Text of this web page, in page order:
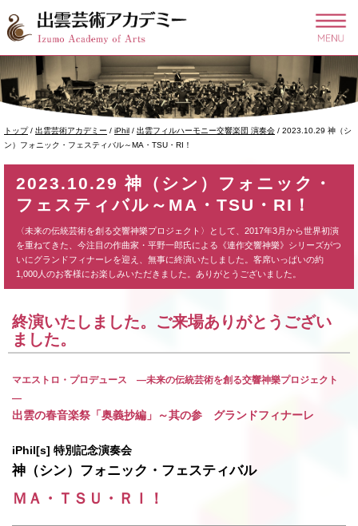
このページの本文へ
現
在
置：
トップ/ 出雲芸術アカデミー / iPhil / 出雲フィルハーモニー交響楽団 演奏会 / 2023.10.29 神（シ
ン）フォニック・フェスティバル～MA・TSU・RI！
2023.10.29 神（シン）フォニック・
フェスティバル～MA・TSU・RI！
〈未来の伝統芸術を創る交響神樂プロジェクト〉として、2017年3月から世界初演
を重ねてきた、今注目の作曲家・平野一郎氏による《連作交響神樂》シリーズがつ
いにグランドフィナーレを迎え、無事に終演いたしました。客席いっぱいの約
1,000人のお客様にお楽しみいただきました。ありがとうございました。
終演いたしました。ご来場ありがとうござい
ました。
マエストロ・プロデュース ―未来の伝統芸術を創る交響神樂プロジェクト
―
出雲の春音楽祭「奥義抄編」～其の参 グランドフィナーレ
iPhil[s] 特別記念演奏会
神（シン）フォニック・フェスティバル
ＭＡ・ＴＳＵ・ＲＩ！